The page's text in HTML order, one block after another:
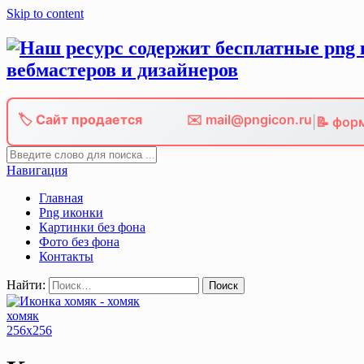
Skip to content
🏷️ Сайт продается ✉️ mail@pngicon.ru 📝
Навигация
Главная
Png иконки
Картинки без фона
Фото без фона
Контакты
Найти:
хомяк
256x256